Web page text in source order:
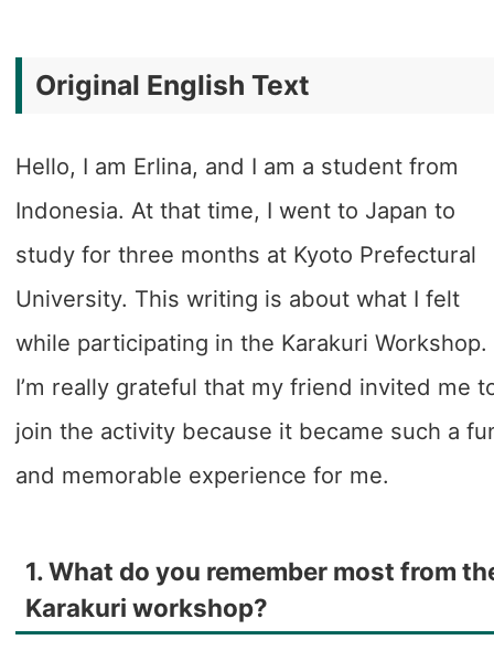
Original English Text
Hello, I am Erlina, and I am a student from
Indonesia. At that time, I went to Japan to
study for three months at Kyoto Prefectural
University. This writing is about what I felt
while participating in the Karakuri Workshop.
I’m really grateful that my friend invited me
join the activity because it became such a
and memorable experience for me.
1. What do you remember most from
Karakuri workshop?